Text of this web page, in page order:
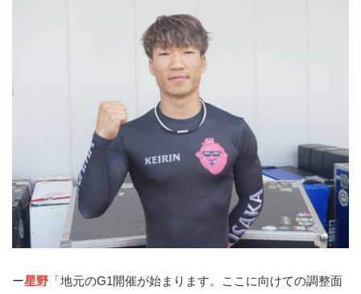
ー星野 「地元のG1開催が始まります。ここに向けての調整面